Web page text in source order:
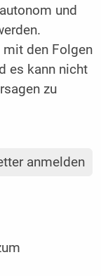
und
den Folgen
es kann nicht
zu
anmelden